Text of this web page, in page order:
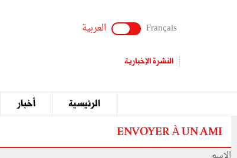
Français العربية
النشرة الإخبارية
الرئيسية أخبار
ENVOYER À UN AMI